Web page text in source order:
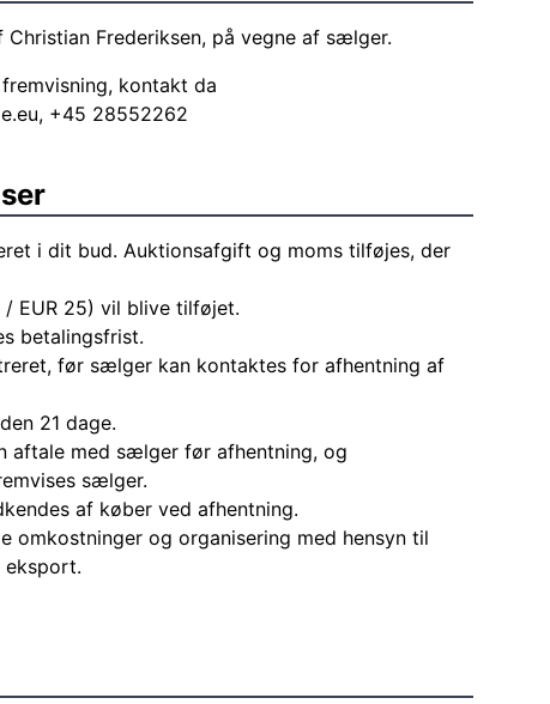
Frederiksen, på vegne af sælger.
kontakt da
, +45 28552262
i dit bud. Auktionsafgift og moms tilføjes, der
EUR 25) vil blive tilføjet.
betalingsfrist.
før sælger kan kontaktes for afhentning af
21 dage.
aftale med sælger før afhentning, og
sælger.
af køber ved afhentning.
omkostninger og organisering med hensyn til
eksport.